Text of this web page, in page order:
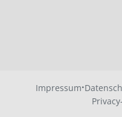
Impressum·